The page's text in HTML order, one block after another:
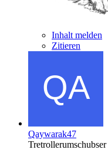
Inhalt melden
Zitieren
Qaywarak47
Tretrollerumschubser